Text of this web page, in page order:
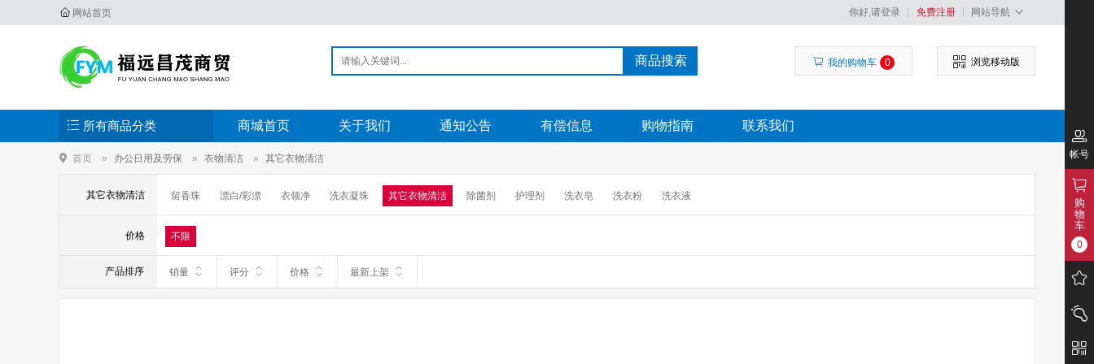
网站首页 你好,请登录 免费注册 网站导航
商品搜索 我的购物车 0 浏览移动版
所有商品分类 商城首页 关于我们 通知公告 有偿信息 购物指南 联系我们
首页 办公日用及劳保 衣物清洁 其它衣物清洁
其它衣物清洁 留香珠 漂白/彩漂 衣领净 洗衣凝珠 其它衣物清洁 除菌剂 护理剂 洗衣皂 洗衣粉 洗衣液
价格 不限
产品排序 销量 评分 价格 最新上架
帐号
购
物
车
0